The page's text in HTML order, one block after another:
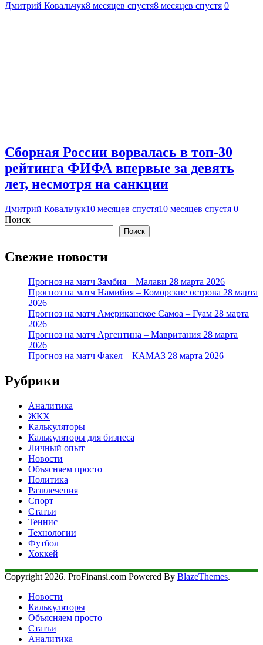
Дмитрий Ковальчук8 месяцев спустя8 месяцев спустя 0
Сборная России ворвалась в топ-30
рейтинга ФИФА впервые за девять
лет, несмотря на санкции
Дмитрий Ковальчук10 месяцев спустя10 месяцев спустя 0
Поиск
Поиск
Свежие новости
Прогноз на матч Замбия – Малави 28 марта 2026
Прогноз на матч Намибия – Коморские острова 28 марта
2026
Прогноз на матч Американское Самоа – Гуам 28 марта
2026
Прогноз на матч Аргентина – Мавритания 28 марта
2026
Прогноз на матч Факел – КАМАЗ 28 марта 2026
Рубрики
Аналитика
ЖКХ
Калькуляторы
Калькуляторы для бизнеса
Личный опыт
Новости
Объясняем просто
Политика
Развлечения
Спорт
Статьи
Теннис
Технологии
Футбол
Хоккей
Copyright 2026. ProFinansi.com Powered By BlazeThemes.
Новости
Калькуляторы
Объясняем просто
Статьи
Аналитика